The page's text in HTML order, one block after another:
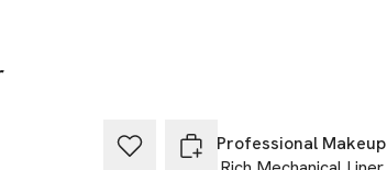
NYX Professional Makeup